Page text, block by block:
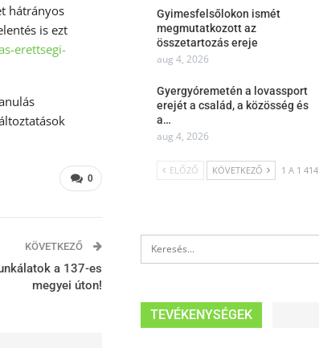
hátrányos
is ezt
erettsegi-
0
KÖVETKEZŐ
a 137-es
megyei úton!
Gyimesfelsőlokon ismét
megmutatkozott az
összetartozás ereje
aug 4, 2026
Gyergyóremetén a lovassport
erejét a család, a közösség és
a…
aug 4, 2026
ELŐZŐ KÖVETKEZŐ 1 A 1 414
TEVÉKENYSÉGEK